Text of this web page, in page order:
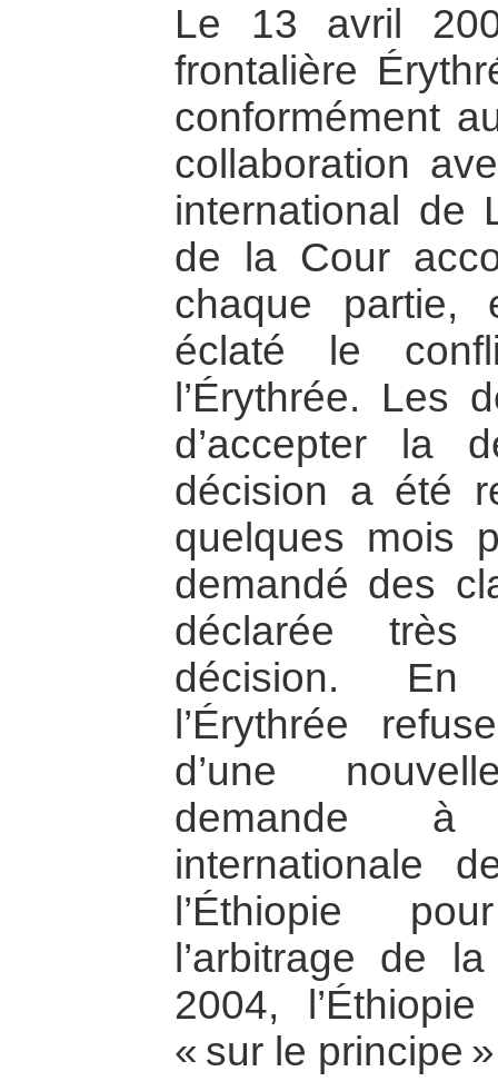
Le 13 avril
frontalière
conformément
collaboration
international de
de la Cour
chaque partie,
éclaté le
l’Érythrée. Les
d’accepter la
décision a été
quelques mois
demandé des
déclarée
décision. En
l’Érythrée
d’une
demande à
internationale
l’Éthiopie
l’arbitrage de
2004,
« sur le principe